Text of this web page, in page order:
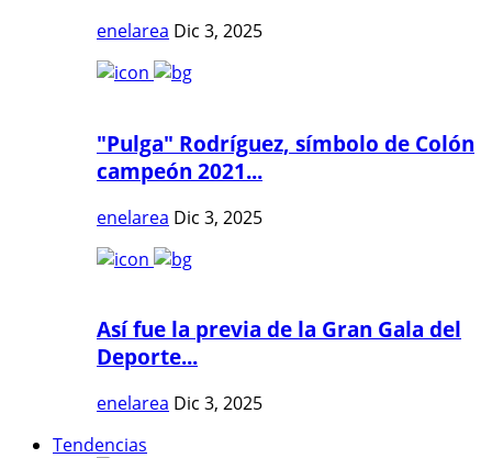
enelarea Dic 3, 2025
"Pulga" Rodríguez, símbolo de Colón
campeón 2021...
enelarea Dic 3, 2025
Así fue la previa de la Gran Gala del
Deporte...
enelarea Dic 3, 2025
Tendencias